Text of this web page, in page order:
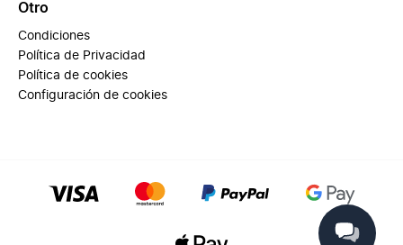
Otro
Condiciones
Política de Privacidad
Política de cookies
Configuración de cookies